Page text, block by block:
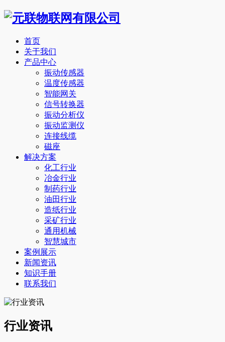
首页
关于我们
产品中心
振动传感器
温度传感器
智能网关
信号转换器
振动分析仪
振动监测仪
连接线缆
磁座
解决方案
化工行业
冶金行业
制药行业
油田行业
造纸行业
采矿行业
通用机械
智慧城市
案例展示
新闻资讯
知识手册
联系我们
行业资讯